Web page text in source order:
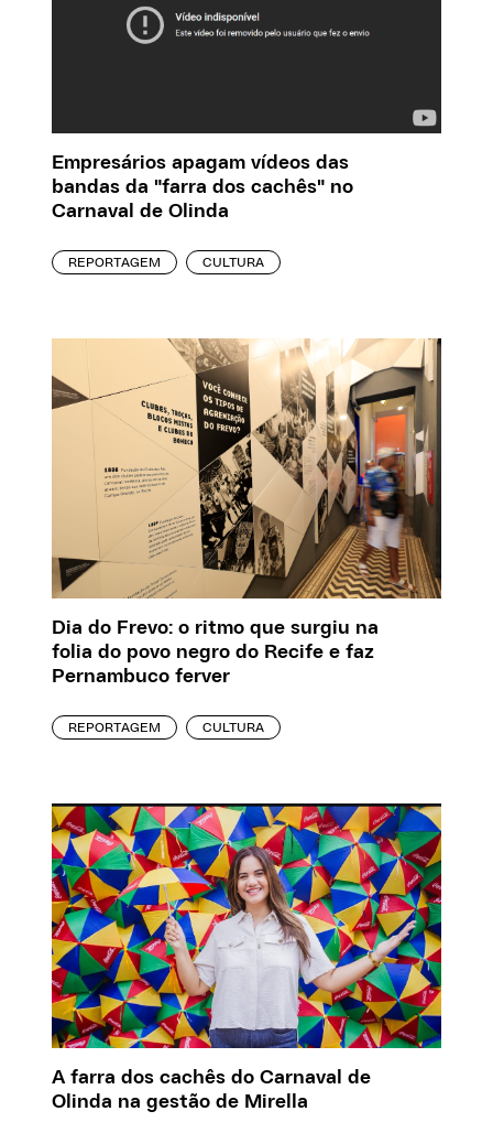
Empresários apagam vídeos das
bandas da "farra dos cachês" no
Carnaval de Olinda
REPORTAGEM CULTURA
Dia do Frevo: o ritmo que surgiu na
folia do povo negro do Recife e faz
Pernambuco ferver
REPORTAGEM CULTURA
A farra dos cachês do Carnaval de
Olinda na gestão de Mirella